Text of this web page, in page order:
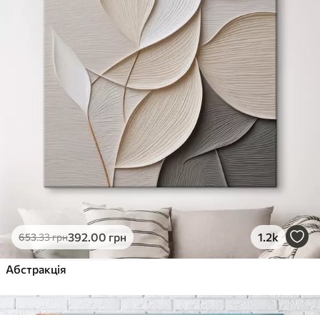
653.33грн392.00 грн 1.2k
Абстракція